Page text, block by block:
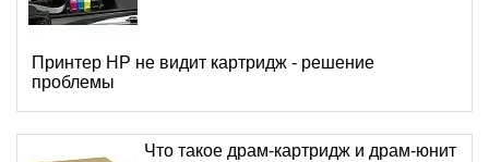
Принтер HP не видит картридж - решение
проблемы
Что такое драм-картридж и драм-юнит